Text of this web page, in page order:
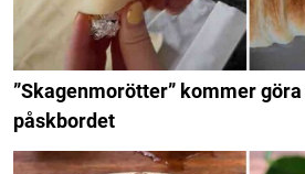
”Skagenmorötter” kommer göra
påskbordet